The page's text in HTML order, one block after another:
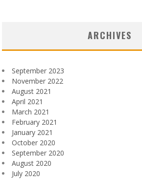
ARCHIVES
September 2023
November 2022
August 2021
April 2021
March 2021
February 2021
January 2021
October 2020
September 2020
August 2020
July 2020